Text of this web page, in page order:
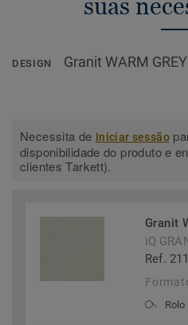
suas
DESIGN Granit WARM
Necessita de Iniciar sessão
disponibilidade do produto e
clientes Tarkett).
Granit
iQ
Ref.